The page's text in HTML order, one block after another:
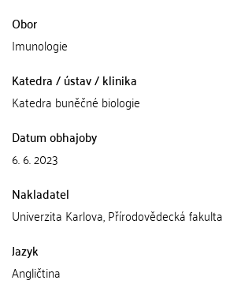
Obor
Imunologie
Katedra / ústav / klinika
Katedra buněčné biologie
Datum obhajoby
6. 6. 2023
Nakladatel
Univerzita Karlova, Přírodovědecká fakulta
Jazyk
Angličtina